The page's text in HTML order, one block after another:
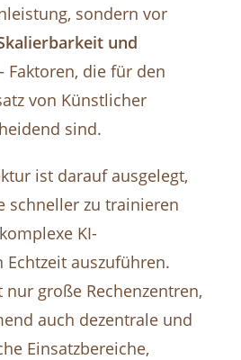
sondern vor
und
Faktoren, die für den
von Künstlicher
sind.
ist darauf ausgelegt,
schneller zu trainieren
KI-
Echtzeit auszuführen.
große Rechenzentren,
auch dezentrale und
Einsatzbereiche,